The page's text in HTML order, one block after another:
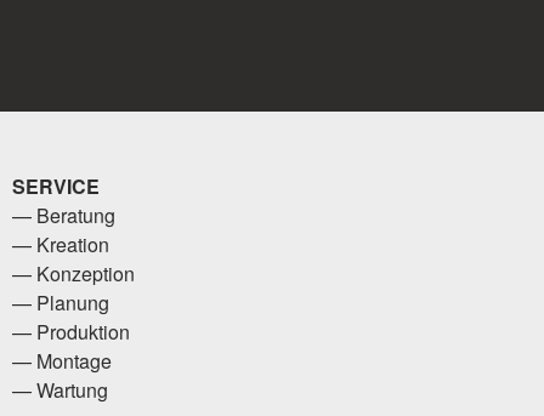
SERVICE
Beratung
Kreation
Konzeption
Planung
Produktion
Montage
Wartung